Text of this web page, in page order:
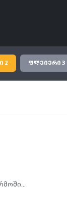
2 ფლეიერი 3